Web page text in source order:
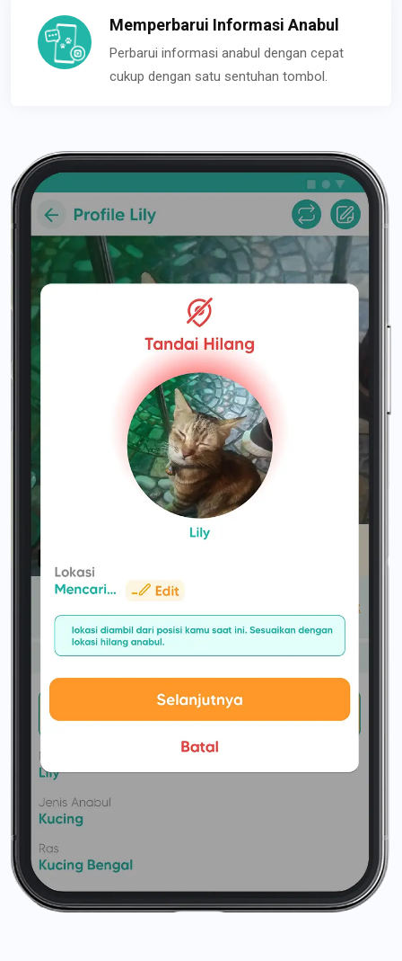
Memperbarui Informasi Anabul
Perbarui informasi anabul dengan cepat
cukup dengan satu sentuhan tombol.